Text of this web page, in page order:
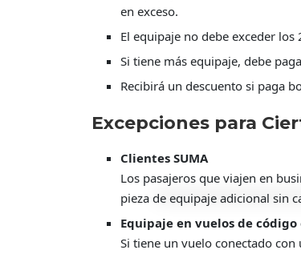
en exceso.
El equipaje no debe exceder
Si tiene más equipaje, debe
Recibirá un descuento si paga
Excepciones para
Clientes SUMA
Los pasajeros que viajen en
pieza de equipaje adicional sin
Equipaje en vuelos de
Si tiene un vuelo conectado